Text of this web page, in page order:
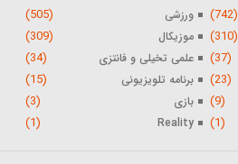
(742) ورزشی (505)
(310) موزیکال (309)
(37) علمی تخیلی و فانتزی (34)
(23) برنامه تلویزیونی (15)
(9) بازی (3)
(1)
Reality
(1)